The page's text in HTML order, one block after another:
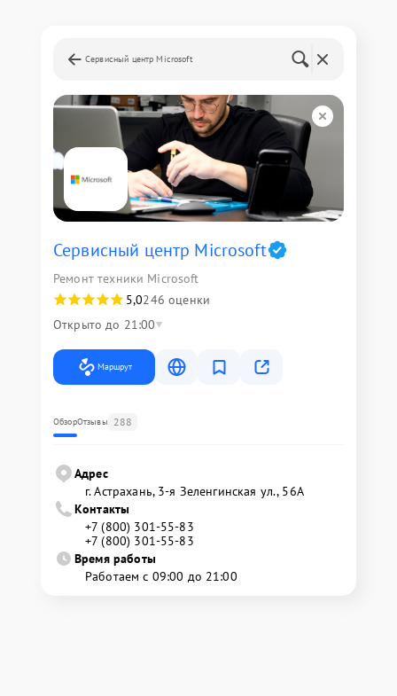
Сервисный центр Microsoft
Сервисный центр Microsoft
Ремонт техники Microsoft
5,0246 оценки
Открыто до 21:00
Маршрут
ОбзорОтзывы 288
Адрес
г. Астрахань, 3-я Зеленгинская ул., 56А
Контакты
+7 (800) 301-55-83
+7 (800) 301-55-83
Время работы
Работаем с 09:00 до 21:00